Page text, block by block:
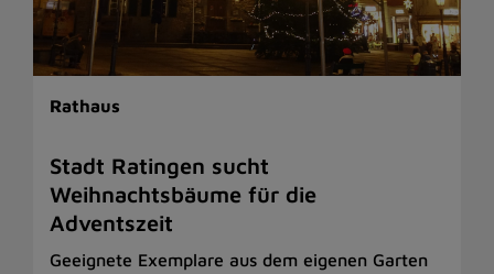
Rathaus
Stadt Ratingen sucht
Weihnachtsbäume für die
Adventszeit
Geeignete Exemplare aus dem eigenen Garten